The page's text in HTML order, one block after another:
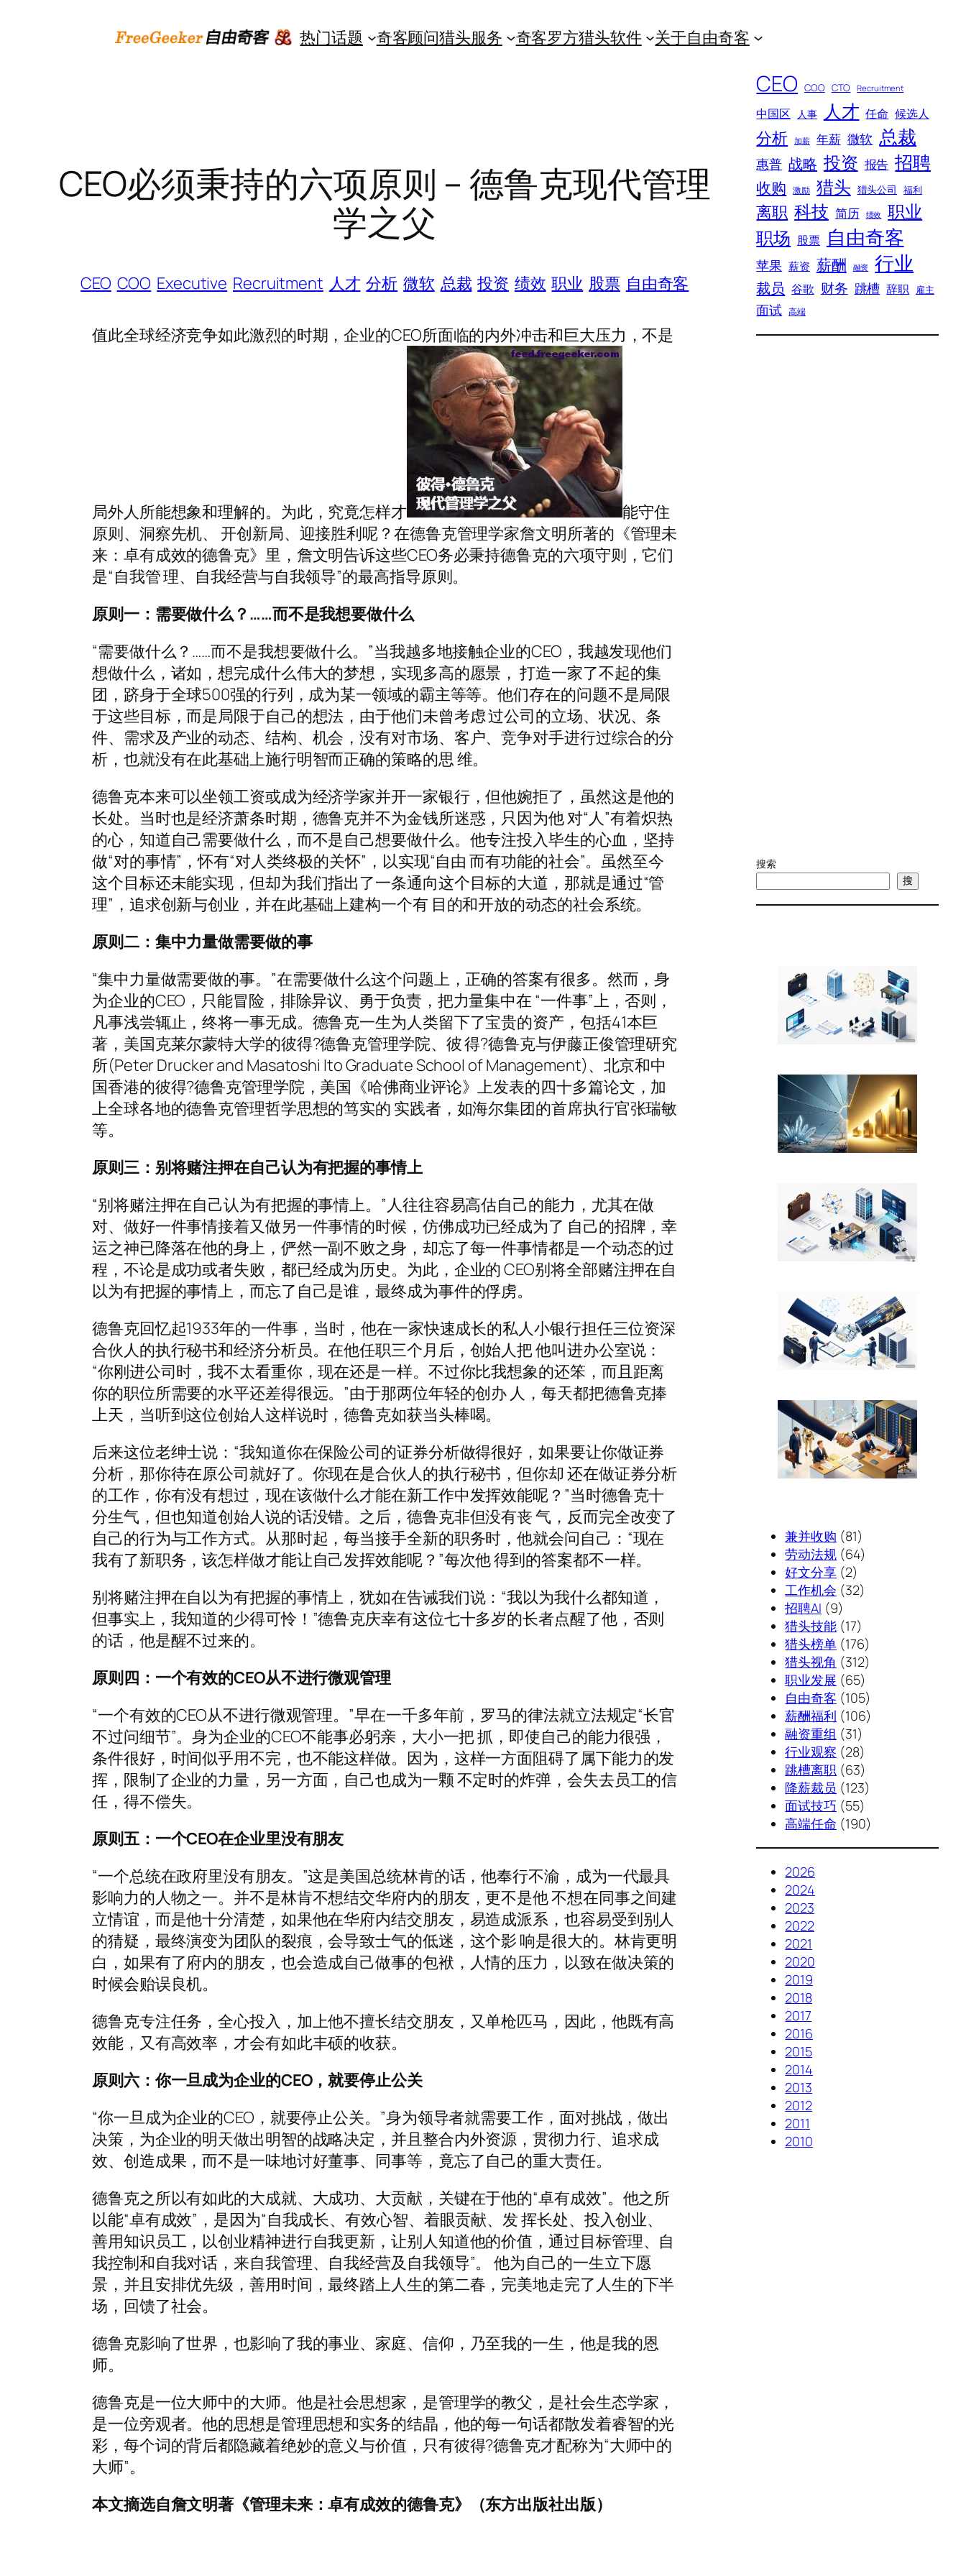
热门话题 奇客顾问猎头服务 奇客罗方猎头软件 关于自由奇客
CEO必须秉持的六项原则 – 德鲁克现代管理
学之父
CEO COO Executive Recruitment 人才 分析 微软 总裁 投资 绩效 职业 股票 自由奇客
值此全球经济竞争如此激烈的时期，企业的CEO所面临的内外冲击和巨大压力，不是
局外人所能想象和理解的。为此，究竟怎样才
能守住
原则、洞察先机、 开创新局、迎接胜利呢？在德鲁克管理学家詹文明所著的《管理未
来：卓有成效的德鲁克》里，詹文明告诉这些CEO务必秉持德鲁克的六项守则，它们
是“自我管 理、自我经营与自我领导”的最高指导原则。
原则一：需要做什么？……而不是我想要做什么
“需要做什么？……而不是我想要做什么。”当我越多地接触企业的CEO，我越发现他们
想做什么，诸如，想完成什么伟大的梦想，实现多高的愿景， 打造一家了不起的集
团，跻身于全球500强的行列，成为某一领域的霸主等等。他们存在的问题不是局限
于这些目标，而是局限于自己的想法，由于他们未曾考虑 过公司的立场、状况、条
件、需求及产业的动态、结构、机会，没有对市场、客户、竞争对手进行过综合的分
析，也就没有在此基础上施行明智而正确的策略的思 维。
德鲁克本来可以坐领工资或成为经济学家并开一家银行，但他婉拒了，虽然这是他的
长处。当时也是经济萧条时期，德鲁克并不为金钱所迷惑，只因为他 对“人”有着炽热
的心，知道自己需要做什么，而不是自己想要做什么。他专注投入毕生的心血，坚持
做“对的事情”，怀有“对人类终极的关怀”，以实现“自由 而有功能的社会”。虽然至今
这个目标还未能实现，但却为我们指出了一条通向这个目标的大道，那就是通过“管
理”，追求创新与创业，并在此基础上建构一个有 目的和开放的动态的社会系统。
原则二：集中力量做需要做的事
“集中力量做需要做的事。”在需要做什么这个问题上，正确的答案有很多。然而，身
为企业的CEO，只能冒险，排除异议、勇于负责，把力量集中在 “一件事”上，否则，
凡事浅尝辄止，终将一事无成。德鲁克一生为人类留下了宝贵的资产，包括41本巨
著，美国克莱尔蒙特大学的彼得?德鲁克管理学院、彼 得?德鲁克与伊藤正俊管理研究
所(Peter Drucker and Masatoshi Ito Graduate School of Management)、北京和中
国香港的彼得?德鲁克管理学院，美国《哈佛商业评论》上发表的四十多篇论文，加
上全球各地的德鲁克管理哲学思想的笃实的 实践者，如海尔集团的首席执行官张瑞敏
等。
原则三：别将赌注押在自己认为有把握的事情上
“别将赌注押在自己认为有把握的事情上。”人往往容易高估自己的能力，尤其在做
对、做好一件事情接着又做另一件事情的时候，仿佛成功已经成为了 自己的招牌，幸
运之神已降落在他的身上，俨然一副不败之身，却忘了每一件事情都是一个动态的过
程，不论是成功或者失败，都已经成为历史。为此，企业的 CEO别将全部赌注押在自
以为有把握的事情上，而忘了自己是谁，最终成为事件的俘虏。
德鲁克回忆起1933年的一件事，当时，他在一家快速成长的私人小银行担任三位资深
合伙人的执行秘书和经济分析员。在他任职三个月后，创始人把 他叫进办公室说：
“你刚进公司时，我不太看重你，现在还是一样。不过你比我想象的还笨，而且距离
你的职位所需要的水平还差得很远。”由于那两位年轻的创办 人，每天都把德鲁克捧
上天，当听到这位创始人这样说时，德鲁克如获当头棒喝。
后来这位老绅士说：“我知道你在保险公司的证券分析做得很好，如果要让你做证券
分析，那你待在原公司就好了。你现在是合伙人的执行秘书，但你却 还在做证券分析
的工作，你有没有想过，现在该做什么才能在新工作中发挥效能呢？”当时德鲁克十
分生气，但也知道创始人说的话没错。之后，德鲁克非但没有丧 气，反而完全改变了
自己的行为与工作方式。从那时起，每当接手全新的职务时，他就会问自己：“现在
我有了新职务，该怎样做才能让自己发挥效能呢？”每次他 得到的答案都不一样。
别将赌注押在自以为有把握的事情上，犹如在告诫我们说：“我以为我什么都知道，
但事实上，我知道的少得可怜！”德鲁克庆幸有这位七十多岁的长者点醒了他，否则
的话，他是醒不过来的。
原则四：一个有效的CEO从不进行微观管理
“一个有效的CEO从不进行微观管理。”早在一千多年前，罗马的律法就立法规定“长官
不过问细节”。身为企业的CEO不能事必躬亲，大小一把 抓，即使自己的能力很强，
条件很好，时间似乎用不完，也不能这样做。因为，这样一方面阻碍了属下能力的发
挥，限制了企业的力量，另一方面，自己也成为一颗 不定时的炸弹，会失去员工的信
任，得不偿失。
原则五：一个CEO在企业里没有朋友
“一个总统在政府里没有朋友。”这是美国总统林肯的话，他奉行不渝，成为一代最具
影响力的人物之一。并不是林肯不想结交华府内的朋友，更不是他 不想在同事之间建
立情谊，而是他十分清楚，如果他在华府内结交朋友，易造成派系，也容易受到别人
的猜疑，最终演变为团队的裂痕，会导致士气的低迷，这个影 响是很大的。林肯更明
白，如果有了府内的朋友，也会造成自己做事的包袱，人情的压力，以致在做决策的
时候会贻误良机。
德鲁克专注任务，全心投入，加上他不擅长结交朋友，又单枪匹马，因此，他既有高
效能，又有高效率，才会有如此丰硕的收获。
原则六：你一旦成为企业的CEO，就要停止公关
“你一旦成为企业的CEO，就要停止公关。”身为领导者就需要工作，面对挑战，做出
决策，为企业的明天做出明智的战略决定，并且整合内外资源，贯彻力行、追求成
效、创造成果，而不是一味地讨好董事、同事等，竟忘了自己的重大责任。
德鲁克之所以有如此的大成就、大成功、大贡献，关键在于他的“卓有成效”。他之所
以能“卓有成效”，是因为“自我成长、有效心智、着眼贡献、发 挥长处、投入创业、
善用知识员工，以创业精神进行自我更新，让别人知道他的价值，通过目标管理、自
我控制和自我对话，来自我管理、自我经营及自我领导”。 他为自己的一生立下愿
景，并且安排优先级，善用时间，最终踏上人生的第二春，完美地走完了人生的下半
场，回馈了社会。
德鲁克影响了世界，也影响了我的事业、家庭、信仰，乃至我的一生，他是我的恩
师。
德鲁克是一位大师中的大师。他是社会思想家，是管理学的教父，是社会生态学家，
是一位旁观者。他的思想是管理思想和实务的结晶，他的每一句话都散发着睿智的光
彩，每个词的背后都隐藏着绝妙的意义与价值，只有彼得?德鲁克才配称为“大师中的
大师”。
本文摘选自詹文明著《管理未来：卓有成效的德鲁克》（东方出版社出版）
CEO COO CTO Recruitment
中国区 人事 人才 任命 候选人
分析 加薪 年薪 微软 总裁
惠普 战略 投资 报告 招聘
收购 激励 猎头 猎头公司 福利
离职 科技 简历 绩效 职业
职场 股票 自由奇客
苹果 薪资 薪酬 融资 行业
裁员 谷歌 财务 跳槽 辞职 雇主
面试 高端
搜索
搜
兼并收购 (81)
劳动法规 (64)
好文分享 (2)
工作机会 (32)
招聘AI (9)
猎头技能 (17)
猎头榜单 (176)
猎头视角 (312)
职业发展 (65)
自由奇客 (105)
薪酬福利 (106)
融资重组 (31)
行业观察 (28)
跳槽离职 (63)
降薪裁员 (123)
面试技巧 (55)
高端任命 (190)
2026
2024
2023
2022
2021
2020
2019
2018
2017
2016
2015
2014
2013
2012
2011
2010